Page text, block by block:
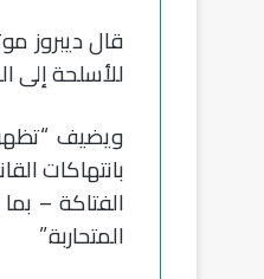
قال ديبروز
للأسلحة إلى
ويضيف “تظهر
بانتهاكات
الفتاكة –
المتحاربة.”